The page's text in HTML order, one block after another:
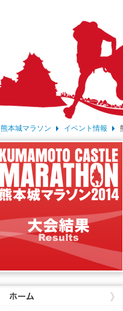
熊本城マラソン イベント情報